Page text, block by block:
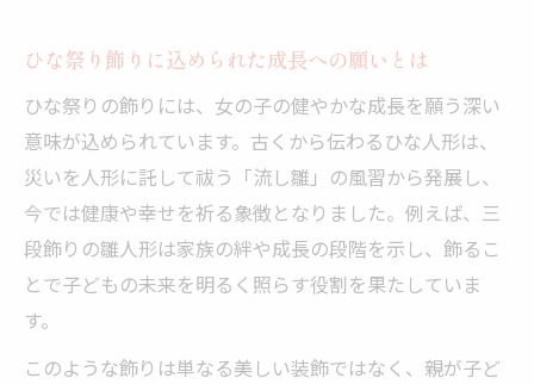
ひな祭り飾りに込められた成長への願いとは
ひな祭りの飾りには、女の子の健やかな成長を願う深い
意味が込められています。古くから伝わるひな人形は、
災いを人形に託して祓う「流し雛」の風習から発展し、
今では健康や幸せを祈る象徴となりました。例えば、三
段飾りの雛人形は家族の絆や成長の段階を示し、飾るこ
とで子どもの未来を明るく照らす役割を果たしていま
す。
このような飾りは単なる美しい装飾ではなく、親が子ど